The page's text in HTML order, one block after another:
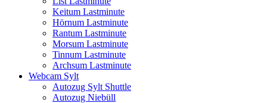
Keitum Lastminute
Hörnum Lastminute
Rantum Lastminute
Morsum Lastminute
Tinnum Lastminute
Archsum Lastminute
Webcam Sylt
Autozug Sylt Shuttle
Autozug Niebüll